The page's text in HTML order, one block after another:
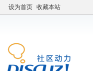
设为首页 收藏本站